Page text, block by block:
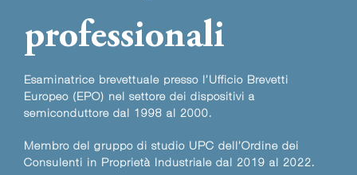
professionali
Esaminatrice brevettuale presso l’Ufficio Brevetti
Europeo (EPO) nel settore dei dispositivi a
semiconduttore dal 1998 al 2000.
Membro del gruppo di studio UPC dell’Ordine dei
Consulenti in Proprietà Industriale dal 2019 al 2022.